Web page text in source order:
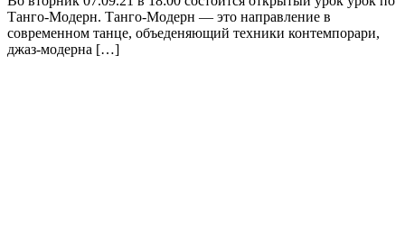
Танго-Модерн. Танго-Модерн — это направление в
современном танце, объеденяющий техники контемпорари,
джаз-модерна […]